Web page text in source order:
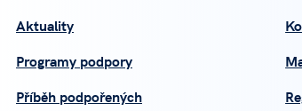
Aktuality
Programy podpory
Příběh podpořených